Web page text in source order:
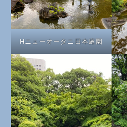
Hニューオータニ日本庭園